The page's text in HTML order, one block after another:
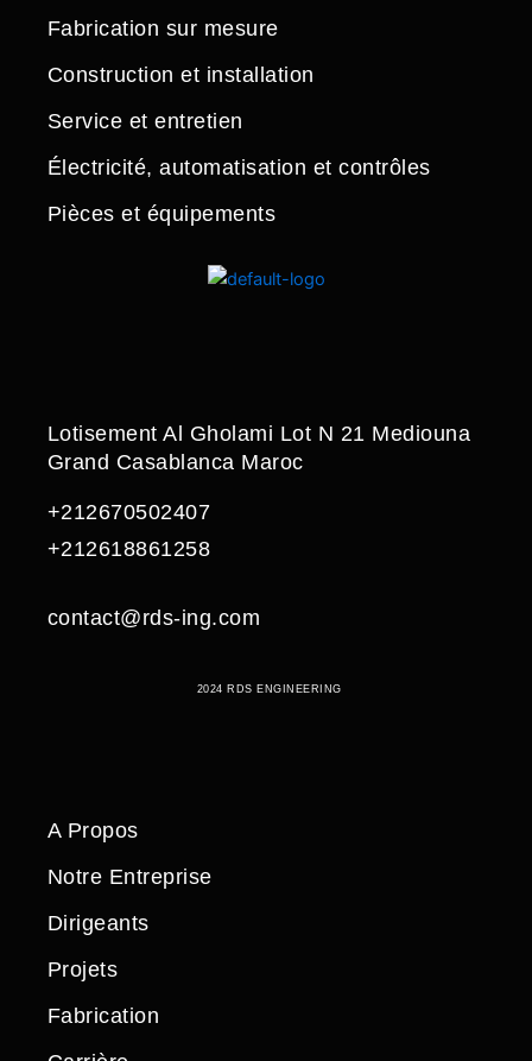
Fabrication sur mesure
Construction et installation
Service et entretien
Électricité, automatisation et contrôles
Pièces et équipements
Lotisement Al Gholami Lot N 21 Mediouna
Grand Casablanca Maroc
+212670502407
+212618861258
contact@rds-ing.com
2024 RDS ENGINEERING
A Propos
Notre Entreprise
Dirigeants
Projets
Fabrication